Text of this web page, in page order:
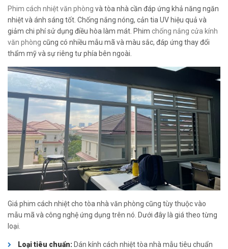
Phim cách nhiệt văn phòng và tòa nhà cần đáp ứng khả năng ngăn
nhiệt và ánh sáng tốt. Chống nắng nóng, cản tia UV hiệu quả và
giảm chi phí sử dụng điều hòa làm mát. Phim chống nắng cửa kính
văn phòng cũng có nhiều mẫu mã và màu sắc, đáp ứng thay đổi
thẩm mỹ và sự riêng tư phía bên ngoài.
Giá phim cách nhiệt cho tòa nhà văn phòng cũng tùy thuộc vào
mẫu mã và công nghệ ứng dụng trên nó. Dưới đây là giá theo từng
loại.
Loại tiêu chuẩn: Dán kính cách nhiệt tòa nhà mẫu tiêu chuẩn